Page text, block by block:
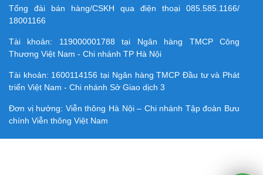
Tổng đài bán hàng/CSKH qua điện thoại 085.585.1166/
18001166
Tài khoản: 119000001788 tại Ngân hàng TMCP Công
Thương Việt Nam - Chi nhánh TP Hà Nội
Tài khoản: 1600114156 tại Ngân hàng TMCP Ðầu tư và Phát
triển Việt Nam - Chi nhánh Sở Giao dịch 3
Đơn vị hưởng: Viễn thông Hà Nội – Chi nhánh Tập đoàn Bưu
chính Viễn thông Việt Nam